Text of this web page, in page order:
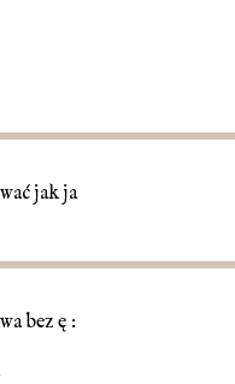
jak ja
bez ę :